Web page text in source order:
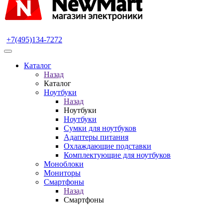
+7(495)134-7272
Каталог
Назад
Каталог
Ноутбуки
Назад
Ноутбуки
Ноутбуки
Сумки для ноутбуков
Адаптеры питания
Охлаждающие подставки
Комплектующие для ноутбуков
Моноблоки
Мониторы
Смартфоны
Назад
Смартфоны